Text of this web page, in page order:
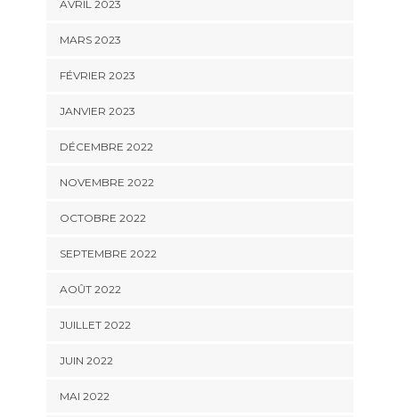
AVRIL 2023
MARS 2023
FÉVRIER 2023
JANVIER 2023
DÉCEMBRE 2022
NOVEMBRE 2022
OCTOBRE 2022
SEPTEMBRE 2022
AOÛT 2022
JUILLET 2022
JUIN 2022
MAI 2022